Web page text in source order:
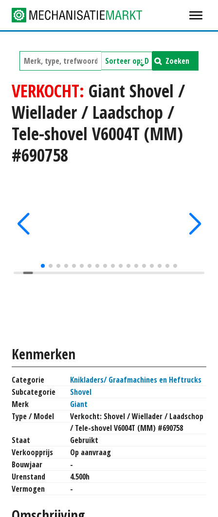
Zoeken
VERKOCHT: Giant Shovel /
Wiellader / Laadschop /
Tele-shovel V6004T (MM)
#690758
Kenmerken
Categorie
Knikladers/ Graafmachines en Heftrucks
Subcategorie
Shovel
Merk
Giant
Type / Model
Verkocht: Shovel / Wiellader / Laadschop
/ Tele-shovel V6004T (MM) #690758
Staat
Gebruikt
Verkoopprijs
Op aanvraag
Bouwjaar
-
Urenstand
4.500h
Vermogen
-